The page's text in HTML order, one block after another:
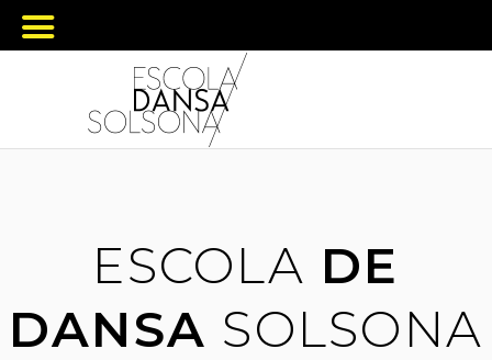
ESCOLA DE
DANSA SOLSONA